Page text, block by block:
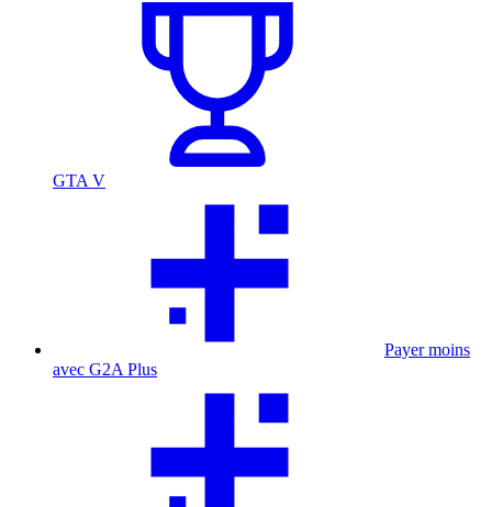
GTA V
Payer moins
avec G2A Plus